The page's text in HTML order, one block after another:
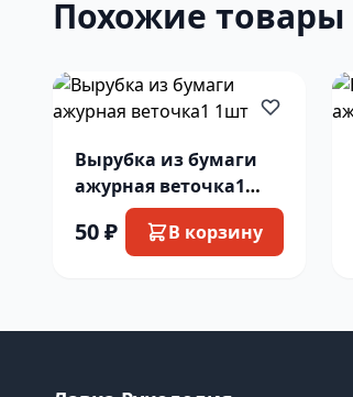
Похожие товары
Вырубка из бумаги
ажурная веточка1
50 ₽ В корзину